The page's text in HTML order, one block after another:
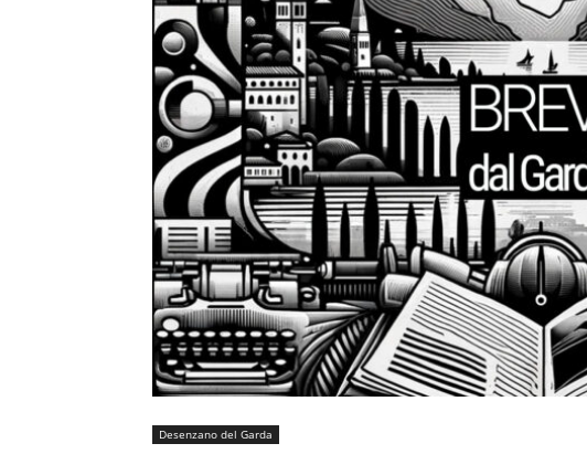
Desenzano del Garda